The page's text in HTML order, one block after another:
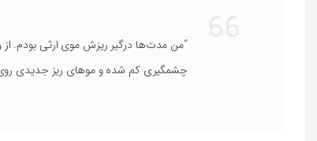
“من مدت‌ها درگیر ریزش موی ارثی بودم. از
چشمگیری کم شده و موهای ریز جدیدی